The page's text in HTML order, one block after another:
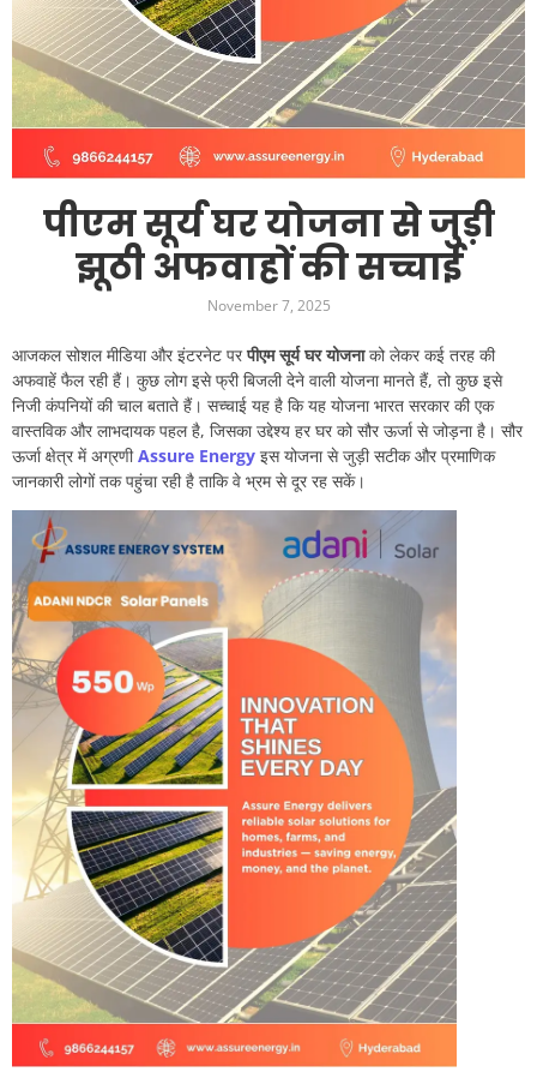
पीएम सूर्य घर योजना से जुड़ी
झूठी अफवाहों की सच्चाई
November 7, 2025
आजकल सोशल मीडिया और इंटरनेट परपीएम सूर्य घर योजनाको लेकर कई तरह की
अफवाहें फैल रही हैं। कुछ लोग इसे फ्री बिजली देने वाली योजना मानते हैं, तो कुछ इसे
निजी कंपनियों की चाल बताते हैं। सच्चाई यह है कि यह योजना भारत सरकार की एक
वास्तविक और लाभदायक पहल है, जिसका उद्देश्य हर घर को सौर ऊर्जा से जोड़ना है। सौर
ऊर्जा क्षेत्र में अग्रणीAssure Energy इस योजना से जुड़ी सटीक और प्रमाणिक
जानकारी लोगों तक पहुंचा रही है ताकि वे भ्रम से दूर रह सकें।